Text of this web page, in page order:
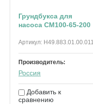
Грундбукса для
насоса СМ100-65-200
Артикул: Н49.883.01.00.011
Производитель:
Россия
Добавить к
сравнению